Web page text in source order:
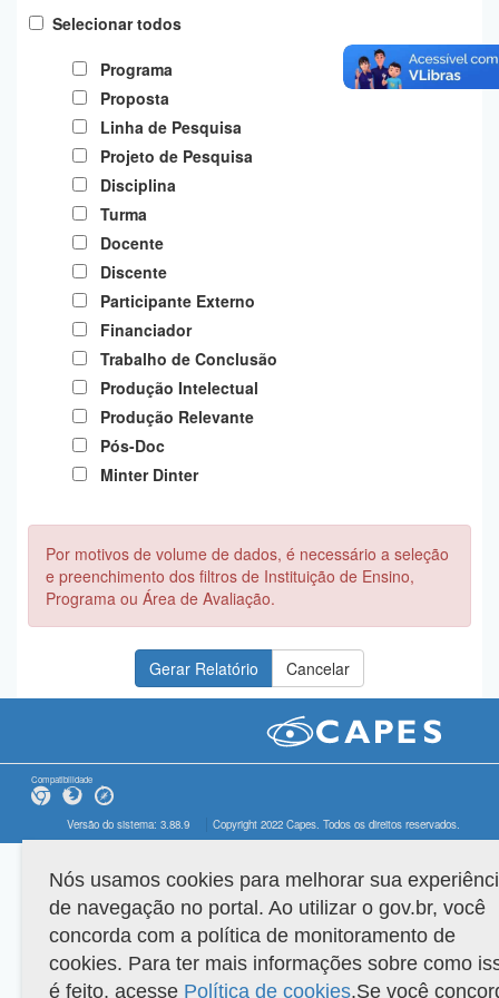
Planalto Selecionar todos
Programa
Proposta
Linha de Pesquisa
Projeto de Pesquisa
Disciplina
Turma
Docente
Discente
Participante Externo
Financiador
Trabalho de Conclusão
Produção Intelectual
Produção Relevante
Pós-Doc
Minter Dinter
Por motivos de volume de dados, é necessário a seleção
e preenchimento dos filtros de Instituição de Ensino,
Programa ou Área de Avaliação.
Compatibilidade
Versão do sistema: 3.88.9 Copyright 2022 Capes. Todos os direitos reservados.
Nós usamos cookies para melhorar sua
de navegação no portal. Ao utilizar o gov.br, você
concorda com a política de monitoramento de
cookies. Para ter mais informações sobre como
é feito, acesse Política de cookies.Se você